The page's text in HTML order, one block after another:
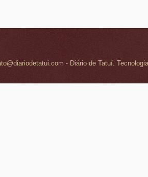
- Diário de Tatuí.